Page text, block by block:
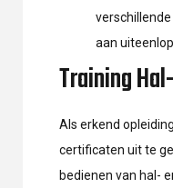
aan
Training
Als erkend
certificaten uit te
bedienen van hal-